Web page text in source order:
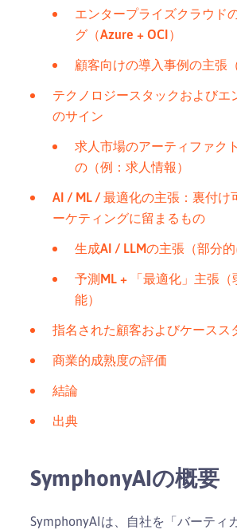
エンタープライズクラウド
グ（Azure + OCI）
顧客向けの導入事例の主張
テクノロジースタックおよびエ
のサイン
求人市場のアーティファク
の（例：求人情報）
AI / ML / 最適化の主張：裏付け
ーケティングに留まるもの
生成AI / LLMの主張（部分的
予測ML + 「最適化」主張
能）
指名された顧客およびケースス
商業的成熟度の評価
結論
出典
SymphonyAIの概要
SymphonyAIは、自社を「バーティ